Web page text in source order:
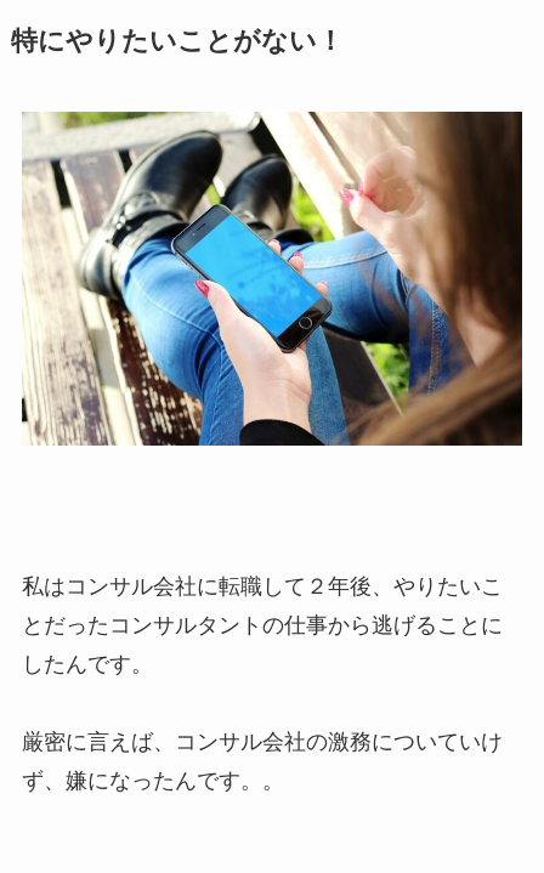
特にやりたいことがない！
私はコンサル会社に転職して２年後、やりたいこ
とだったコンサルタントの仕事から逃げることに
したんです。
厳密に言えば、コンサル会社の激務についていけ
ず、嫌になったんです。。